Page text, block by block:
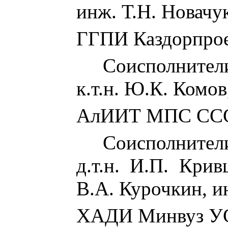
инж. Т.Н.
ГГПИ
к.т.н. Ю.К.
АлИИТ МПС
д.т.н. И.П.
В.А. Курочкин,
ХАДИ Минвуз